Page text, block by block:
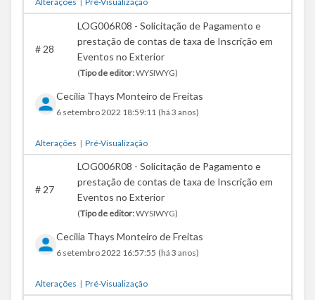
#28
LOG006R08 - Solicitação de Pagamento e
prestação de contas de taxa de Inscrição em
Eventos no Exterior
(Tipo de editor:WYSIWYG)
Cecilia Thays Monteiro de Freitas
6 setembro 2022 18:59:11 (há 3 anos)
Alterações | Pré-Visualização
#27
LOG006R08 - Solicitação de Pagamento e
prestação de contas de taxa de Inscrição em
Eventos no Exterior
(Tipo de editor:WYSIWYG)
Cecilia Thays Monteiro de Freitas
6 setembro 2022 16:57:55 (há 3 anos)
Alterações | Pré-Visualização